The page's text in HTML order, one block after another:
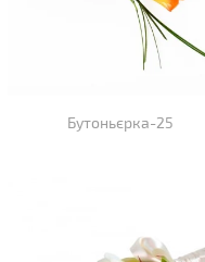
Бутоньєрка-25